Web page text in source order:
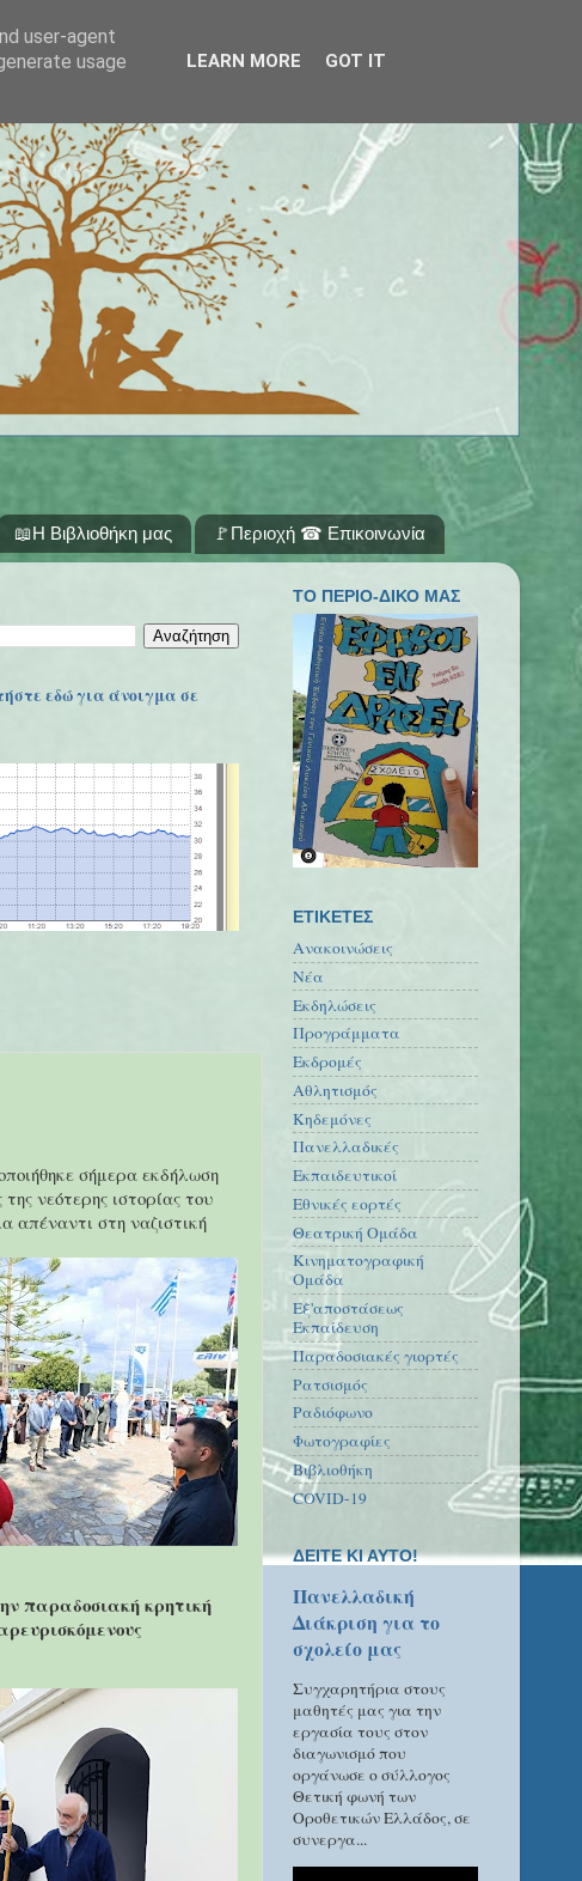
📖Η Βιβλιοθήκη μας 🚩Περιοχή ☎ Επικοινωνία
εδώ για άνοιγμα σε
σήμερα εκδήλωση
νεότερης ιστορίας του
απέναντι στη ναζιστική
παραδοσιακή κρητική
ΤΟ ΠΕΡΙΟ-ΔΙΚΟ ΜΑΣ
ΕΤΙΚΕΤΕΣ
Ανακοινώσεις
Νέα
Εκδηλώσεις
Προγράμματα
Εκδρομές
Αθλητισμός
Κηδεμόνες
Πανελλαδικές
Εκπαιδευτικοί
Εθνικές εορτές
Θεατρική Ομάδα
Κινηματογραφική
Ομάδα
Εξ'αποστάσεως
Εκπαίδευση
Παραδοσιακές γιορτές
Ρατσισμός
Ραδιόφωνο
Φωτογραφίες
Βιβλιοθήκη
COVID-19
ΔΕΙΤΕ ΚΙ ΑΥΤΟ!
Πανελλαδική
Διάκριση για το
σχολείο μας
Συγχαρητήρια στους
μαθητές μας για την
εργασία τους στον
διαγωνισμό που
οργάνωσε ο σύλλογος
Θετική φωνή των
Οροθετικών Ελλάδος, σε
συνεργα...
user-agent
usage
LEARN MORE GOT IT